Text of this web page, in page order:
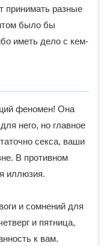
принимать разные
было бы
иметь дело с кем-
феномен! Она
него, но главное
секса, ваши
В противном
иллюзия.
и сомнений для
и пятница,
к вам.